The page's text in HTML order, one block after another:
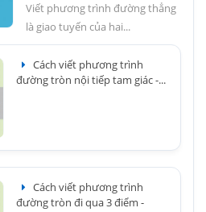
Viết phương trình đường thẳng
là giao tuyến của hai...
Cách viết phương trình
đường tròn nội tiếp tam giác -...
Cách viết phương trình
đường tròn đi qua 3 điểm -